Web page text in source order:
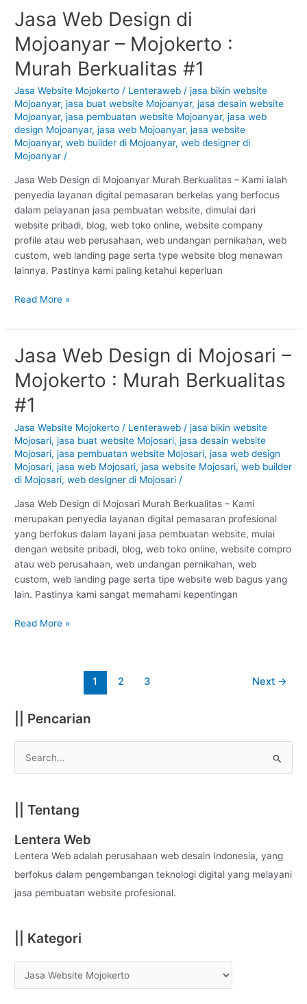
Jasa Web Design di
Mojoanyar – Mojokerto :
Murah Berkualitas #1
Jasa Website Mojokerto / Lenteraweb/jasa bikin website
Mojoanyar,jasa buat website Mojoanyar,jasa desain website
Mojoanyar,jasa pembuatan website Mojoanyar,jasa web
design Mojoanyar,jasa web Mojoanyar,jasa website
Mojoanyar,web builder di Mojoanyar,web designer di
Mojoanyar /
Jasa Web Design di Mojoanyar Murah Berkualitas – Kami ialah
penyedia layanan digital pemasaran berkelas yang berfocus
dalam pelayanan jasa pembuatan website, dimulai dari
website pribadi, blog, web toko online, website company
profile atau web perusahaan, web undangan pernikahan, web
custom, web landing page serta type website blog menawan
lainnya. Pastinya kami paling ketahui keperluan
Jasa
Web
Design
di
Mojoanyar
–
Mojokerto
:
Murah
Berkualitas
Read More »
Jasa Web Design di Mojosari –
Mojokerto : Murah Berkualitas
#1
Jasa Website Mojokerto / Lenteraweb /jasa bikin website
Mojosari,jasa buat website Mojosari,jasa desain website
Mojosari,jasa pembuatan website Mojosari,jasa web design
Mojosari,jasa web Mojosari,jasa website Mojosari,web builder
di Mojosari,web designer di Mojosari /
Jasa Web Design di Mojosari Murah Berkualitas – Kami
merupakan penyedia layanan digital pemasaran profesional
yang berfokus dalam layani jasa pembuatan website, mulai
dengan website pribadi, blog, web toko online, website compro
atau web perusahaan, web undangan pernikahan, web
custom, web landing page serta tipe website web bagus yang
lain. Pastinya kami sangat memahami kepentingan
Jasa
Web
Design
di
Mojosari
–
Mojokerto
:
Murah
Berkualitas
#1
Read More »
1 2 3 Next →
|| Pencarian
r
c
h
f
o
|| Tentang
Lentera Web
Lentera Web adalah perusahaan web desain Indonesia, yang
berfokus dalam pengembangan teknologi digital yang melayani
jasa pembuatan website profesional.
|| Kategori